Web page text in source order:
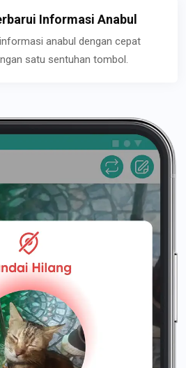
Informasi Anabul
anabul dengan cepat
satu sentuhan tombol.